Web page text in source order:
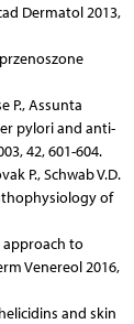
Dermatol 2013,
P., Assunta
pylori and anti-
42, 601-604.
P., Schwab V.D.
of
approach to
Venereol 2016,
and skin